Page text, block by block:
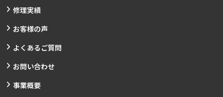
修理実績
お客様の声
よくあるご質問
お問い合わせ
事業概要